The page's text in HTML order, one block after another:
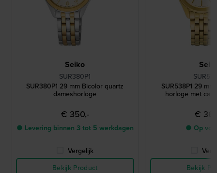
Seiko
SUR380P1
SUR380P1 29 mm Bicolor quartz
dameshorloge
€ 350,-
● Levering binnen 3 tot 5 werkdagen
Vergelijk
Bekijk Product
SUR538P1 29
horloge met
€
● Op
Bekijk